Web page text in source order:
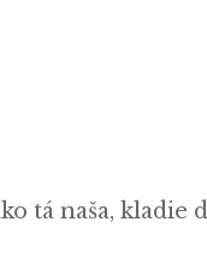
tá naša, kladie